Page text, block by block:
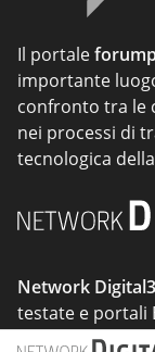
Il portale
importante
confronto tra le
nei processi di
tecnologica
Network
testate e portali